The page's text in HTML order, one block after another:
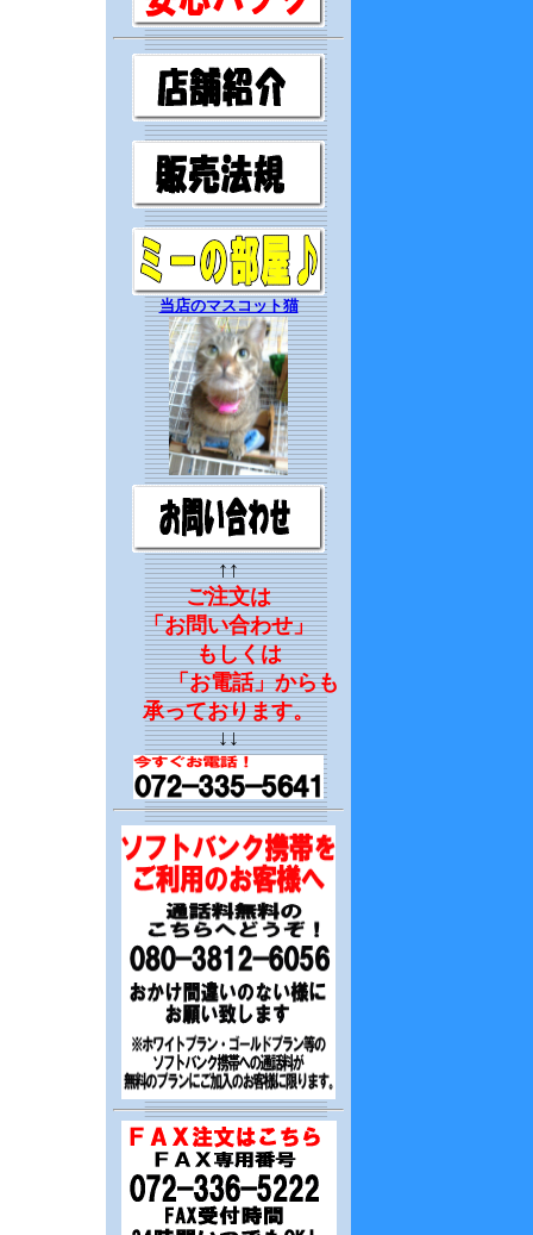
当店のマスコット猫
↑↑
ご注文は
「お問い合わせ」
もしくは
「お電話」からも
承っております。
↓↓